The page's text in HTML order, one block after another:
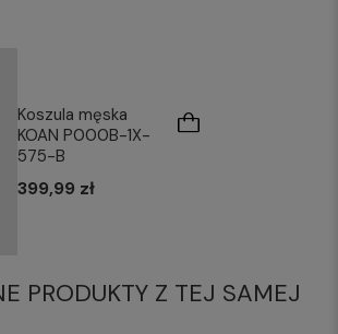
Koszula męska
KOAN P000B-1X-
575-B
399,99 zł
PRODUKTY Z TEJ SAMEJ